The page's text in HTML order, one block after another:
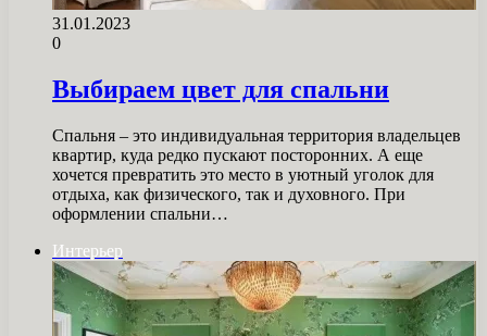
31.01.2023
0
Выбираем цвет для спальни
Спальня – это индивидуальная территория владельцев
квартир, куда редко пускают посторонних. А еще
хочется превратить это место в уютный уголок для
отдыха, как физического, так и духовного. При
оформлении спальни…
Интерьер